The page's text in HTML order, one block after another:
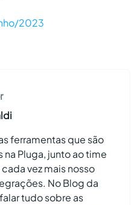
2023
ferramentas que são
na Pluga, junto ao time
vez mais nosso
No Blog da
tudo sobre as